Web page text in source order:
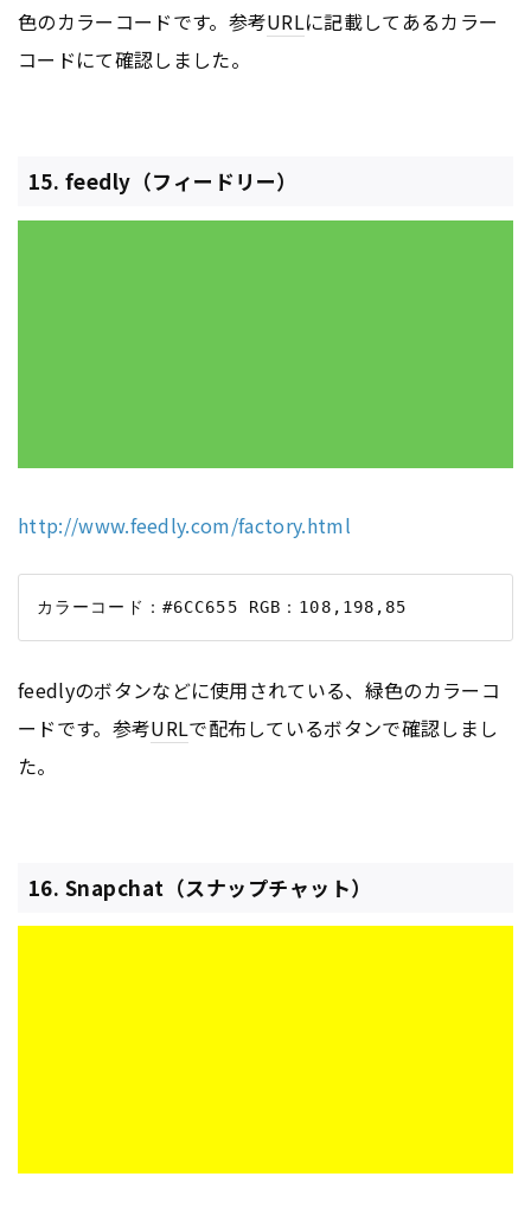
色のカラーコードです。参考URLに記載してあるカラー
コードにて確認しました。
15. feedly（フィードリー）
http://www.feedly.com/factory.html
feedlyのボタンなどに使用されている、緑色のカラーコ
ードです。参考URLで配布しているボタンで確認しまし
た。
16. Snapchat（スナップチャット）